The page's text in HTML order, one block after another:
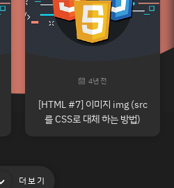
4년 전
[HTML #7] 이미지 img (src
를 CSS로 대체 하는 방법)
더보기